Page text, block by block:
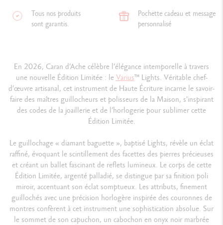
Tous nos produits
sont garantis.
Pochette cadeau et message
personnalisé
En 2026, Caran d’Ache célèbre l’élégance intemporelle à travers
une nouvelle Édition Limitée : leVarius™ Lights. Véritable chef-
d’œuvre artisanal, cet instrument de Haute Écriture incarne le savoir-
faire des maîtres guillocheurs et polisseurs de la Maison, s'inspirant
des codes de la joaillerie et de l’horlogerie pour sublimer cette
Édition Limitée.
Le guillochage « diamant baguette », baptisé Lights, révèle un éclat
raffiné, évoquant le scintillement des facettes des pierres précieuses
et créant un ballet fascinant de reflets lumineux. Le corps de cette
Édition Limitée, argenté palladié, se distingue par sa finition poli
miroir, accentuant son éclat somptueux. Les attributs, finement
guillochés avec une précision horlogère inspirée des couronnes de
montres confèrent à cet instrument une sophistication absolue. Sur
le sommet de son capuchon, un cabochon en onyx noir marbrée